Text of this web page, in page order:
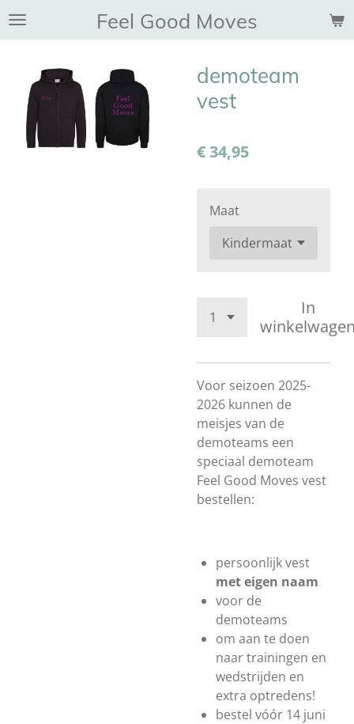
Ga
hoofdinhoud
Feel Good Moves
demoteam
vest
€ 34,95
Maat
In
Voor seizoen 2025-
2026 kunnen de
meisjes van de
demoteams een
speciaal demoteam
Feel Good Moves vest
bestellen:
persoonlijk vest
met eigen naam
voor de
demoteams
om aan te doen
naar trainingen en
wedstrijden en
extra optredens!
bestel vóór 14 juni